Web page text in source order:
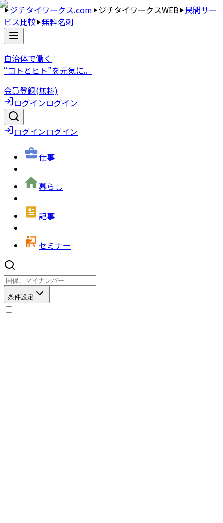
ジチタイワークス.com ジチタイワークスWEB 民間サー
ビス比較 無料名刺
自治体で働く
“コトとヒト”を元気に。
会員登録(無料)
ログインログイン
ログインログイン
仕事
暮らし
記事
セミナー
条件設定